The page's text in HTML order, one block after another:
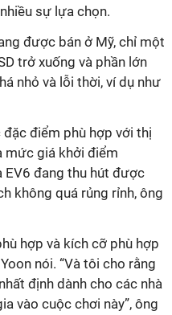
sự lựa chọn.
được bán ở Mỹ, chỉ một
trở xuống và phần lớn
nhỏ và lỗi thời, ví dụ như
điểm phù hợp với thị
mức giá khởi điểm
EV6 đang thu hút được
không quá rủng rỉnh, ông
hợp và kích cỡ phù hợp
nói. “Và tôi cho rằng
định dành cho các nhà
vào cuộc chơi này”, ông